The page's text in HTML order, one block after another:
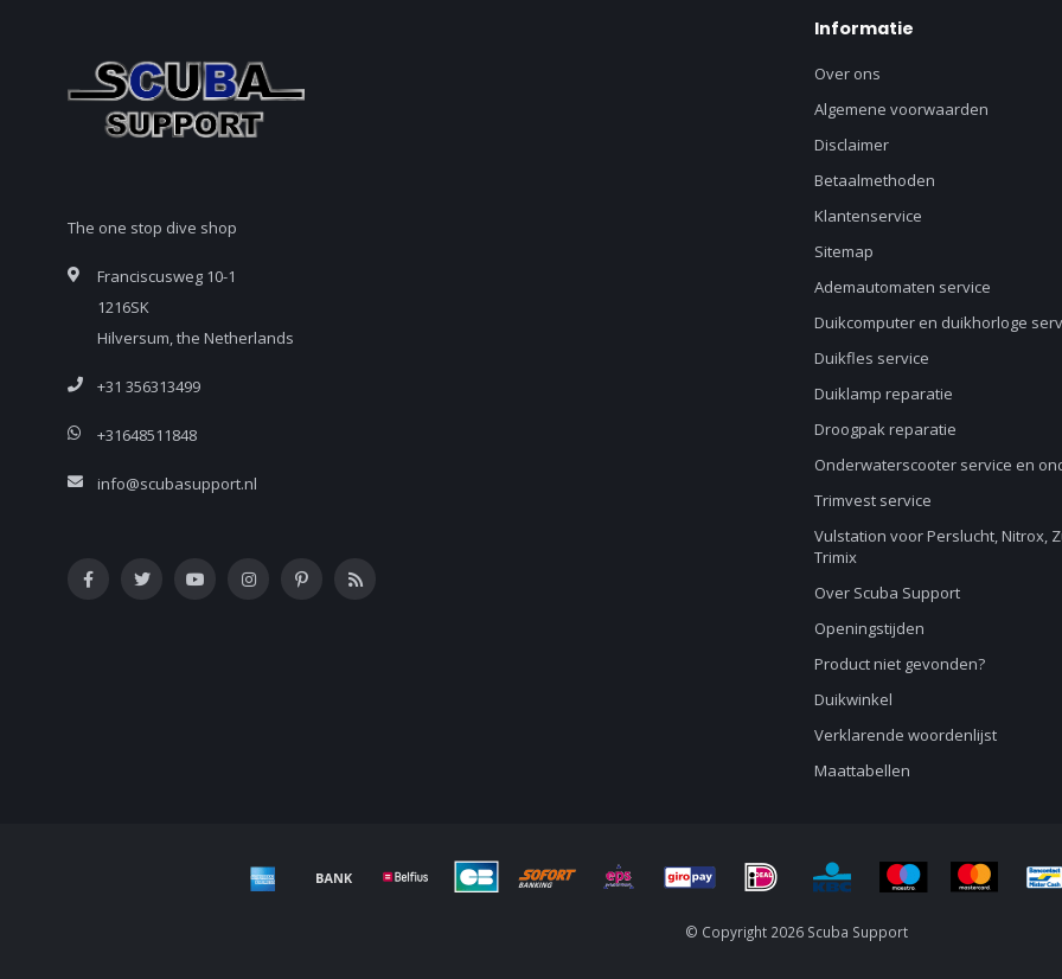
The one stop dive shop
Franciscusweg 10-1
1216SK
Hilversum, the Netherlands
+31 356313499
+31648511848
info@scubasupport.nl
Informatie
Over ons
Algemene voorwaarden
Disclaimer
Betaalmethoden
Klantenservice
Sitemap
Ademautomaten service
Duikcomputer en duikhorloge
Duikfles service
Duiklamp reparatie
Droogpak reparatie
Onderwaterscooter service en
Trimvest service
Vulstation voor Perslucht, Nitrox,
Trimix
Over Scuba Support
Openingstijden
Product niet gevonden?
Duikwinkel
Verklarende woordenlijst
Maattabellen
© Copyright 2026 Scuba Support